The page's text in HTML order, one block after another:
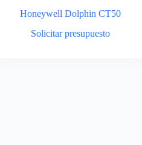
Honeywell Dolphin CT50
Solicitar presupuesto